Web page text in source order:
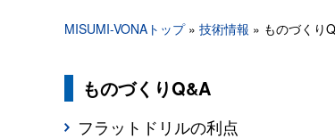
パ
く
MISUMI-VONAトップ 技術情報 ものづくり
ものづくりQ&A
フラットドリルの利点